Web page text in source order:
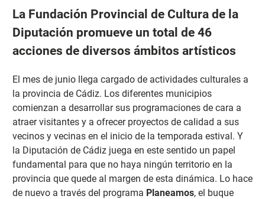
La Fundación Provincial de Cultura de la
Diputación promueve un total de 46
acciones de diversos ámbitos artísticos
El mes de junio llega cargado de actividades culturales a
la provincia de Cádiz. Los diferentes municipios
comienzan a desarrollar sus programaciones de cara a
atraer visitantes y a ofrecer proyectos de calidad a sus
vecinos y vecinas en el inicio de la temporada estival. Y
la Diputación de Cádiz juega en este sentido un papel
fundamental para que no haya ningún territorio en la
provincia que quede al margen de esta dinámica. Lo hace
de nuevo a través del programa Planeamos, el buque